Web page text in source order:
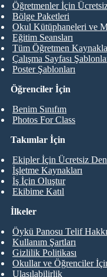
Öğrenciler İçin
Benim Sınıfım
Photos For Class
Öğretmenler İçin
Bölge Paketleri
Okul Kütüphaneleri ve
Eğitim Seansları
Tüm Öğretmen
Çalışma Sayfası
Poster Şablonları
Takımlar İçin
Ekipler İçin Ücretsiz
İşletme Kaynakları
İş İçin Oluştur
Ekibime Katıl
İlkeler
Öykü Panosu Telif
Kullanım Şartları
Gizlilik Politikası
Okullar ve Öğrenciler
Ulaşılabilirlik